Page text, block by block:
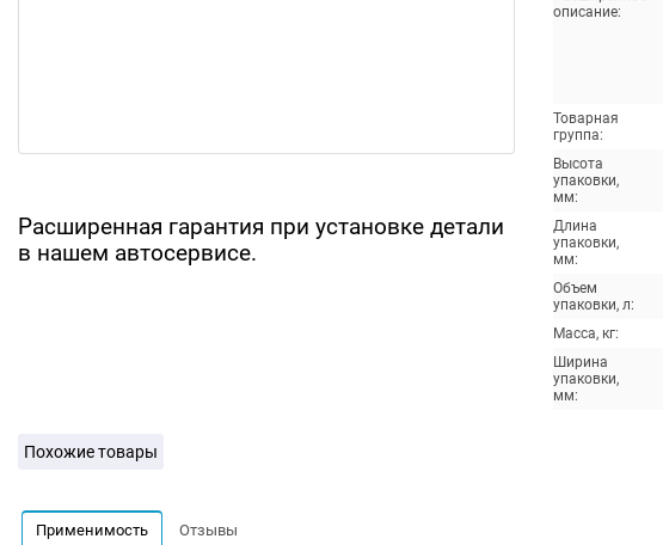
Расширенная гарантия при установке детали
в нашем автосервисе.
описание:
Товарная
группа:
Высота
упаковки,
мм:
Длина
упаковки,
мм:
Объем
упаковки, л:
Масса, кг:
Ширина
упаковки,
мм:
Похожие товары
Применимость Отзывы